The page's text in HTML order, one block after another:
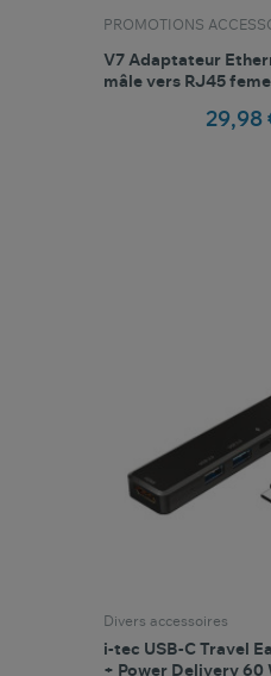
PROMOTIONS
V7 Adaptateur
mâle vers RJ45
29,98
Divers accessoires
i-tec USB-C Travel
+ Power Delivery 60